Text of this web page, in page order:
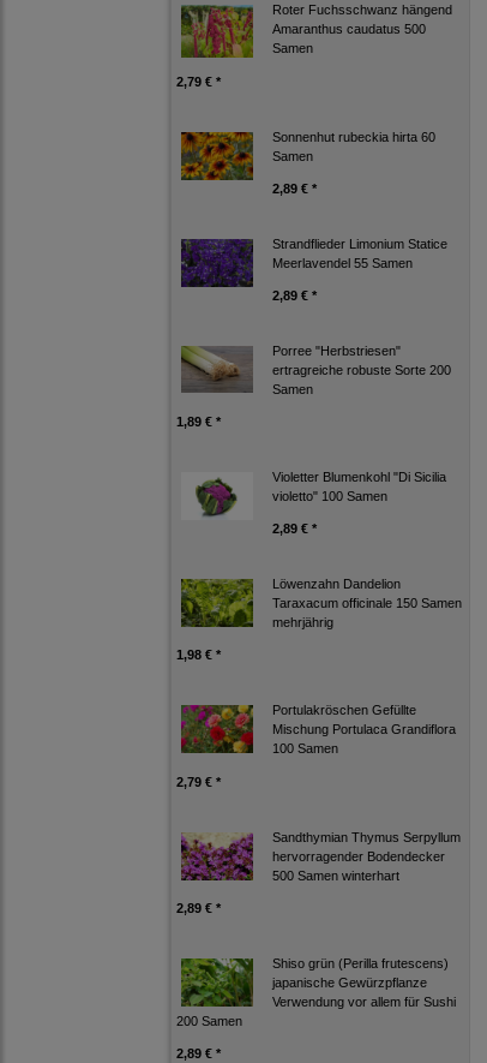
Roter Fuchsschwanz hängend
Amaranthus caudatus 500
Samen
2,79 € *
Sonnenhut rubeckia hirta 60
Samen
2,89 € *
Strandflieder Limonium Statice
Meerlavendel 55 Samen
2,89 € *
Porree "Herbstriesen"
ertragreiche robuste Sorte 200
Samen
1,89 € *
Violetter Blumenkohl "Di Sicilia
violetto" 100 Samen
2,89 € *
Löwenzahn Dandelion
Taraxacum officinale 150 Samen
mehrjährig
1,98 € *
Portulakröschen Gefüllte
Mischung Portulaca Grandiflora
100 Samen
2,79 € *
Sandthymian Thymus Serpyllum
hervorragender Bodendecker
500 Samen winterhart
2,89 € *
Shiso grün (Perilla frutescens)
japanische Gewürzpflanze
Verwendung vor allem für Sushi
200 Samen
2,89 € *